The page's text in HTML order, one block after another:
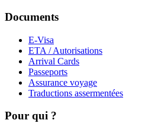
Documents
E-Visa
ETA / Autorisations
Arrival Cards
Passeports
Assurance voyage
Traductions assermentées
Pour qui ?